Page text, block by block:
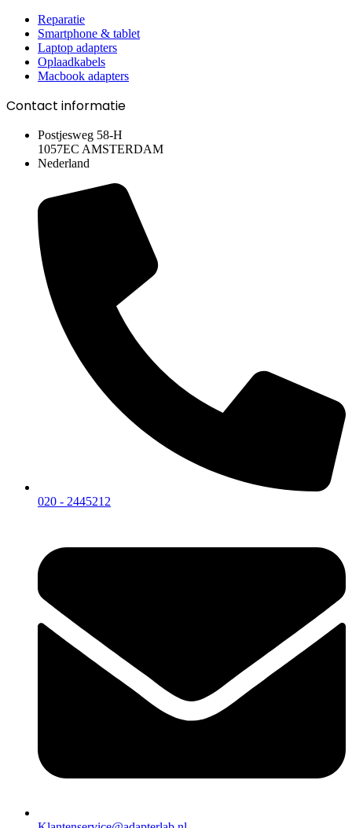
Reparatie
Smartphone & tablet
Laptop adapters
Oplaadkabels
Macbook adapters
Contact informatie
Postjesweg 58-H
1057EC AMSTERDAM
Nederland
020 - 2445212